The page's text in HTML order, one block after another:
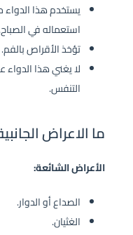
يستخدم هذا
استعماله في الصباح.
تؤخذ الأقراص بالفم.
لا يغني هذا
التنفس.
ما الاعراض
الأعراض الشائعة:
الصداع أو الدوار.
الغثيان.